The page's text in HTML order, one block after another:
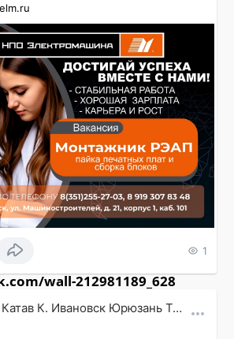
1
wall-212981189_628
Работа У. Катав К. Ивановск Юрюзань Трехгорный